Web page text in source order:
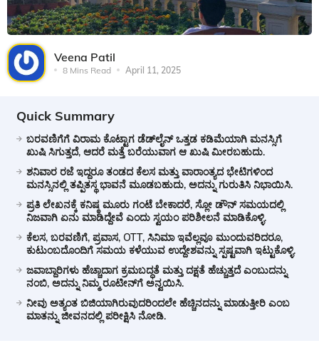
Veena Patil
8 Mins Read April 11, 2025
Quick Summary
ಬರವಣಿಗೆಗೆ ವಿರಾಮ ಕೊಟ್ಟಾಗ ಡೆಡ್‌ಲೈನ್ ಒತ್ತಡ ಕಡಿಮೆಯಾಗಿ ಮನಸ್ಸಿಗೆ
ಖುಷಿ ಸಿಗುತ್ತದೆ, ಆದರೆ ಮತ್ತೆ ಬರೆಯುವಾಗ ಆ ಖುಷಿ ಮೀರಬಹುದು.
ಶನಿವಾರ ರಜೆ ಇದ್ದರೂ ತಂಡದ ಕೆಲಸ ಮತ್ತು ವಾರಾಂತ್ಯದ ಭೇಟಿಗಳಿಂದ
ಮನಸ್ಸಿನಲ್ಲಿ ತಪ್ಪಿತಸ್ಥ ಭಾವನೆ ಮೂಡಬಹುದು, ಅದನ್ನು ಗುರುತಿಸಿ ನಿಭಾಯಿಸಿ.
ಪ್ರತಿ ಲೇಖನಕ್ಕೆ ಕನಿಷ್ಠ ಮೂರು ಗಂಟೆ ಬೇಕಾದರೆ, ಸ್ಲೋ ಡೌನ್ ಸಮಯದಲ್ಲಿ
ನಿಜವಾಗಿ ಏನು ಮಾಡಿದ್ದೇವೆ ಎಂದು ಸ್ವಯಂ ಪರಿಶೀಲನೆ ಮಾಡಿಕೊಳ್ಳಿ.
ಕೆಲಸ, ಬರವಣಿಗೆ, ಪ್ರವಾಸ, OTT, ಸಿನಿಮಾ ಇವೆಲ್ಲವೂ ಮುಂದುವರಿದರೂ,
ಕುಟುಂಬದೊಂದಿಗೆ ಸಮಯ ಕಳೆಯುವ ಉದ್ದೇಶವನ್ನು ಸ್ಪಷ್ಟವಾಗಿ ಇಟ್ಟುಕೊಳ್ಳಿ.
ಜವಾಬ್ದಾರಿಗಳು ಹೆಚ್ಚಾದಾಗ ಕ್ರಮಬದ್ಧತೆ ಮತ್ತು ದಕ್ಷತೆ ಹೆಚ್ಚುತ್ತದೆ ಎಂಬುದನ್ನು
ನಂಬಿ, ಅದನ್ನು ನಿಮ್ಮ ರೂಟೀನ್‌ಗೆ ಅನ್ವಯಿಸಿ.
ನೀವು ಅತ್ಯಂತ ಬಿಜಿಯಾಗಿರುವುದರಿಂದಲೇ ಹೆಚ್ಚಿನದನ್ನು ಮಾಡುತ್ತೀರಿ ಎಂಬ
ಮಾತನ್ನು ಜೀವನದಲ್ಲಿ ಪರೀಕ್ಷಿಸಿ ನೋಡಿ.